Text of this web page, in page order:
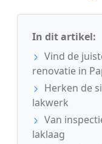
In dit artikel:
Vind de
renovatie in
Herken de
lakwerk
Van
laklaag